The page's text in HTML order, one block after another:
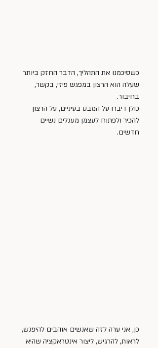
כשסיכמנו את התהליך, הדבר החזק ביותר
שעלה הוא הרצון במפגש פיזי, בקשר,
בחיבור.
כולן דיברו על המבט בעיניים, על הרצון
להכיר ולפתוח לעצמן מעגלים נשיים
חדשים.
כן, אני ערה לזה שאנשים אוהבים להיפגש,
לראות, להרגיש, ליצור אינטראקציה שהיא